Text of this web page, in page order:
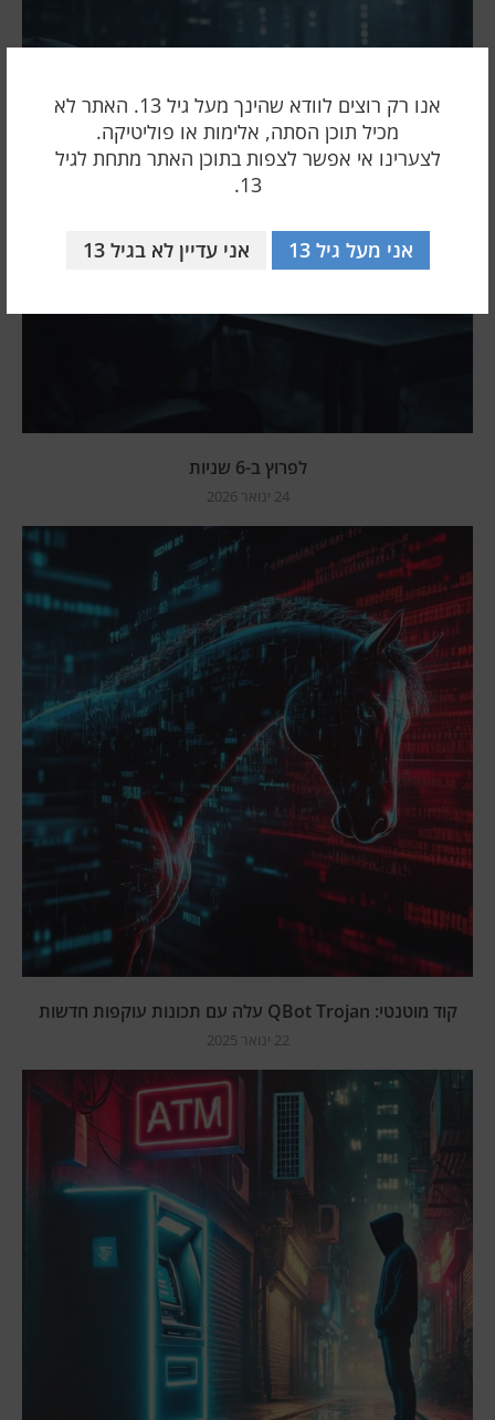
אנו רק רוצים לוודא שהינך מעל גיל 13. האתר לא
מכיל תוכן הסתה, אלימות או פוליטיקה.
לצערינו אי אפשר לצפות בתוכן האתר מתחת לגיל
13.
אני מעל גיל 13 אני עדיין לא בגיל 13
לפרוץ ב-6 שניות
24 ינואר 2026
קוד מוטנטי: QBot Trojan עלה עם תכונות עוקפות חדשות
22 ינואר 2025